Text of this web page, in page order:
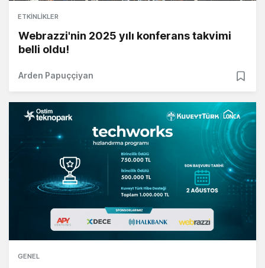
ETKINLIKLER
Webrazzi'nin 2025 yılı konferans takvimi
belli oldu!
Arden Papuççiyan
GENEL